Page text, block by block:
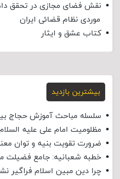
نقش فضای مجازی در تحقق
موردی نظام قضائی ایران
کتاب عشق و ایثار
بیشترین بازدید
سلسله مباحث آموزش حجاج
مظلومیت امام علی علیه
ضرورت تقویت بنیه و توان
خطبه شعبانیه: جامع فضیلت
چرا دین مبین اسلام فراگیر